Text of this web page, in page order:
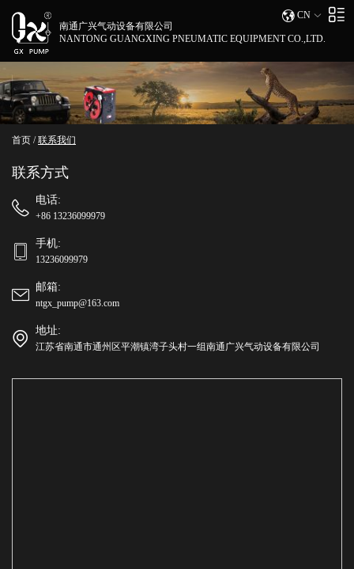
南通广兴气动设备有限公司
NANTONG GUANGXING PNEUMATIC EQUIPMENT CO.,LTD.
CN
首页 /联系我们
联系方式
电话:
+86 13236099979
手机:
13236099979
邮箱:
ntgx_pump@163.com
地址:
江苏省南通市通州区平潮镇湾子头村一组南通广兴气动设备有限公司